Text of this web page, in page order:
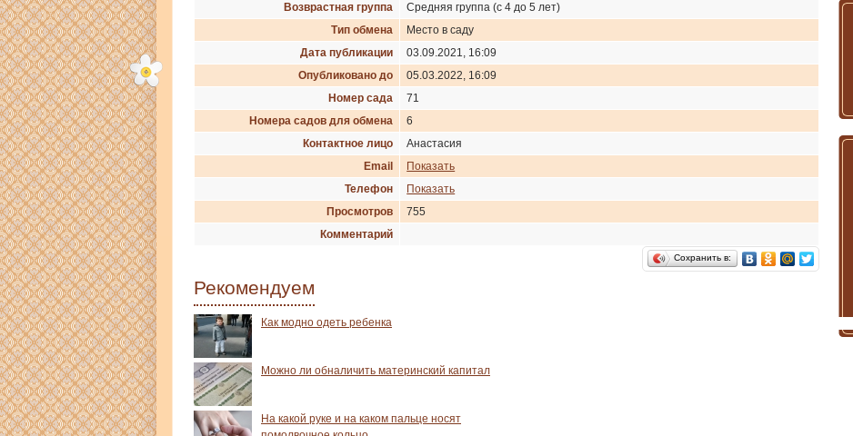
Возврастная группа
Средняя группа (с 4 до 5 лет)
Тип обмена
Место в саду
Дата публикации
03.09.2021, 16:09
Опубликовано до
05.03.2022, 16:09
Номер сада
71
Номера садов для обмена
6
Контактное лицо
Анастасия
Email
Показать
Телефон
Показать
Просмотров
755
Комментарий
Сохранить в:
Рекомендуем
Как модно одеть ребенка
Можно ли обналичить материнский капитал
На какой руке и на каком пальце носят